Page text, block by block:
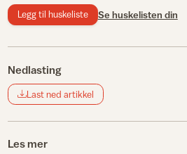
Legg til huskeliste Se huskelisten din
Nedlasting
Last ned artikkel
Les mer